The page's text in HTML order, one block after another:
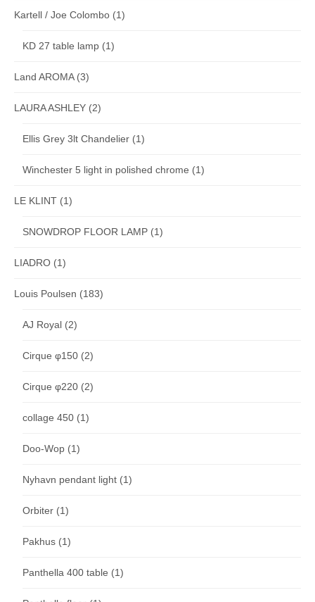
Kartell / Joe Colombo (1)
KD 27 table lamp (1)
Land AROMA(3)
LAURA ASHLEY (2)
Ellis Grey 3lt Chandelier (1)
Winchester 5 light in polished chrome (1)
LE KLINT (1)
SNOWDROP FLOOR LAMP (1)
LIADRO (1)
Louis Poulsen (183)
AJ Royal (2)
Cirque φ150 (2)
Cirque φ220 (2)
collage 450 (1)
Doo-Wop (1)
Nyhavn pendant light (1)
Orbiter (1)
Pakhus (1)
Panthella 400 table (1)